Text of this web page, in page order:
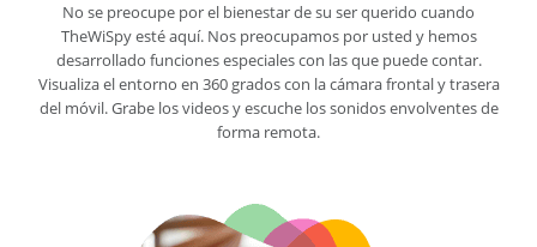
No se preocupe por el bienestar de su ser querido cuando
TheWiSpy esté aquí. Nos preocupamos por usted y hemos
desarrollado funciones especiales con las que puede contar.
Visualiza el entorno en 360 grados con la cámara frontal y trasera
del móvil. Grabe los videos y escuche los sonidos envolventes de
forma remota.